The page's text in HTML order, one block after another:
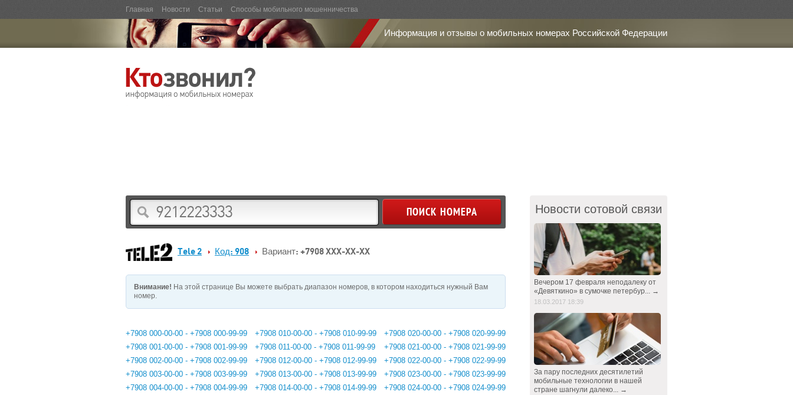
Главная Новости Статьи Способы мобильного мошенничества
Информация и отзывы о мобильных номерах Российской Федерации
Tele 2 Код: 908 Вариант: +7908 XXX-XX-XX
Внимание! На этой странице Вы можете выбрать диапазон номеров, в котором находиться нужный Вам
номер.
+7908 000-00-00 - +7908 000-99-99
+7908 001-00-00 - +7908 001-99-99
+7908 002-00-00 - +7908 002-99-99
+7908 003-00-00 - +7908 003-99-99
+7908 004-00-00 - +7908 004-99-99
+7908 010-00-00 - +7908 010-99-99
+7908 011-00-00 - +7908 011-99-99
+7908 012-00-00 - +7908 012-99-99
+7908 013-00-00 - +7908 013-99-99
+7908 014-00-00 - +7908 014-99-99
+7908 020-00-00 - +7908 020-99-99
+7908 021-00-00 - +7908 021-99-99
+7908 022-00-00 - +7908 022-99-99
+7908 023-00-00 - +7908 023-99-99
+7908 024-00-00 - +7908 024-99-99
Новости сотовой связи
Вечером 17 февраля неподалеку от
«Девяткино» в сумочке петербур... →
18.03.2017 18:39
За пару последних десятилетий
мобильные технологии в нашей
стране шагнули далеко... →